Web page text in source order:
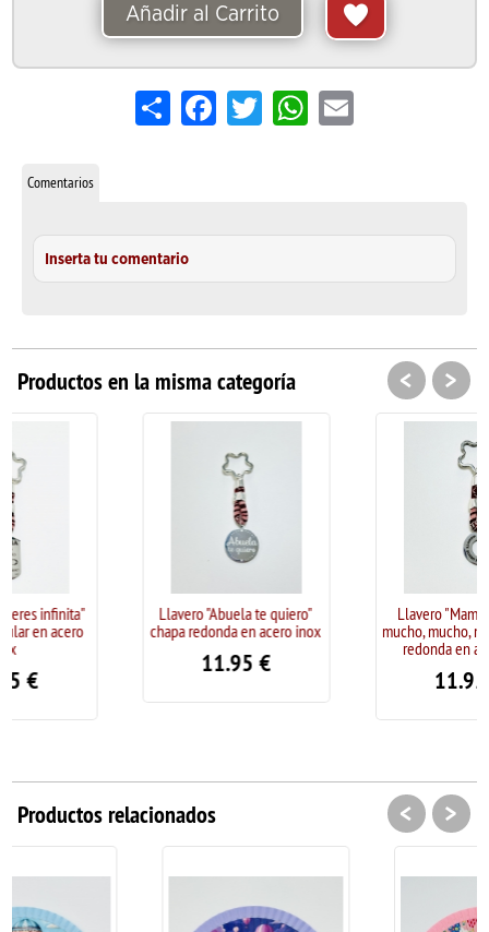
Añadir al Carrito
Share FacebookTwitterWhatsApp
Email
Comentarios
Inserta tu comentario
Productos en la misma categoría
Llavero "Abuela te quiero"
chapa redonda en acero inox
Llavero "Mamá te quiero
mucho, mucho, mucho" chapa
redonda en acero inox
< >
Productos relacionados < >